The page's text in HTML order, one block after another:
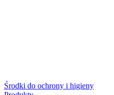
Środki do ochrony i higieny